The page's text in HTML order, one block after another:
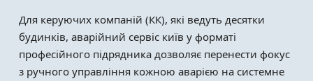
Для керуючих компаній (КК), які ведуть десятки
будинків, аварійний сервіс київ у форматі
професійного підрядника дозволяє перенести фокус
з ручного управління кожною аварією на системне